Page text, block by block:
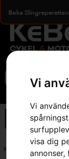
Vi
Vi
visa dig
Boka Slingreperation
Hem